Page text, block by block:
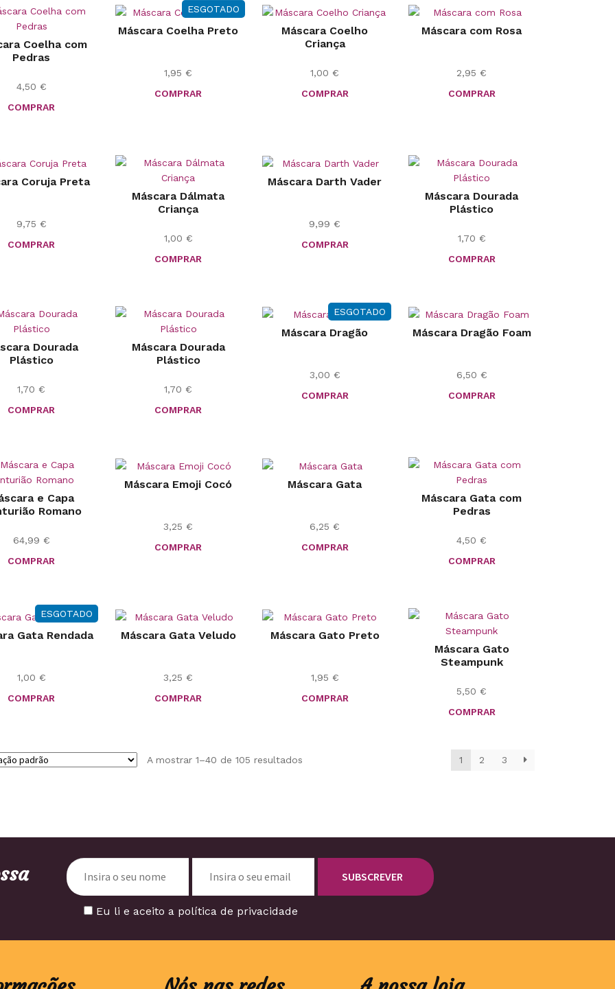
Coelha com
Pedras
4,50 €
COMPRAR
ESGOTADO
Máscara Coelha Preto
1,95€
COMPRAR
Máscara Coelho
Criança
1,00€
COMPRAR
Máscara com Rosa
2,95€
COMPRAR
Coruja Preta
9,75 €
COMPRAR
Máscara Dálmata
Criança
1,00 €
COMPRAR
Máscara Darth Vader
9,99€
COMPRAR
Máscara Dourada
Plástico
1,70 €
COMPRAR
Dourada
Plástico
1,70€
COMPRAR
Máscara Dourada
Plástico
1,70€
COMPRAR
ESGOTADO
Máscara Dragão
3,00 €
COMPRAR
Máscara Dragão Foam
6,50 €
COMPRAR
e Capa
Romano
64,99 €
COMPRAR
Máscara Emoji Cocó
3,25€
COMPRAR
Máscara Gata
6,25€
COMPRAR
Máscara Gata com
Pedras
4,50€
COMPRAR
ESGOTADO
Gata Rendada
1,00 €
COMPRAR
Máscara Gata Veludo
3,25€
COMPRAR
Máscara Gato Preto
1,95 €
COMPRAR
Máscara Gato
Steampunk
5,50€
COMPRAR
A mostrar 1–40 de 105 resultados 1 2 3
Eu li e aceito a política de privacidade